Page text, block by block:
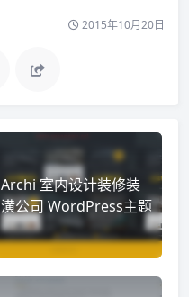
2015年10月20日
Archi 室内设计装修装
潢公司 WordPress主题